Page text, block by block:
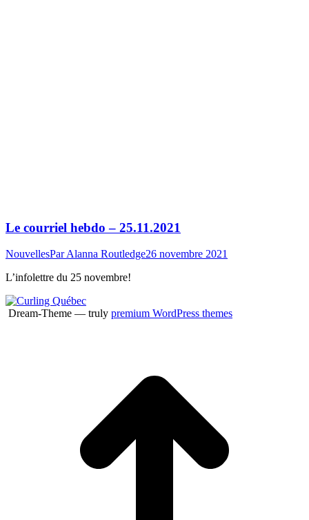
Le courriel hebdo – 25.11.2021
NouvellesParAlanna Routledge26 novembre 2021
L’infolettre du 25 novembre!
Dream-Theme — truly premium WordPress themes